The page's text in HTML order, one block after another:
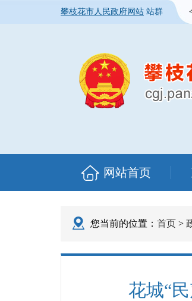
攀枝花市人民政府网站 站群
网站首页
您当前的位置： 首页 >
花城“